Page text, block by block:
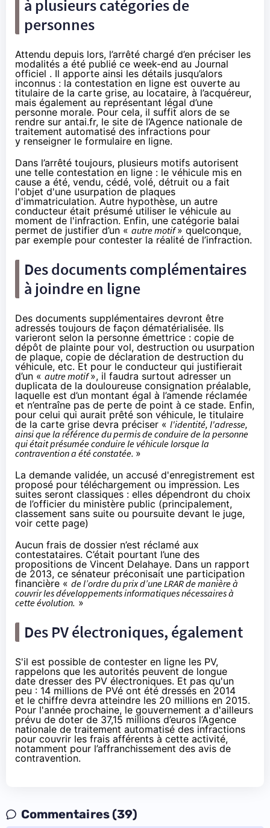
à plusieurs catégories de
personnes
Attendu depuis lors, l’arrêté chargé d’en préciser les
modalités a été publié ce week-end au Journal
officiel . Il apporte ainsi les détails jusqu’alors
inconnus : la contestation en ligne est ouverte au
titulaire de la carte grise, au locataire, à l’acquéreur,
mais également au représentant légal d’une
personne morale. Pour cela, il suffit alors de se
rendre sur antai.fr, le site de l’Agence nationale de
traitement automatisé des infractions pour
y renseigner le formulaire en ligne.
Dans l’arrêté toujours, plusieurs motifs autorisent
une telle contestation en ligne : le véhicule mis en
cause a été, vendu, cédé, volé, détruit ou a fait
l'objet d'une usurpation de plaques
d'immatriculation. Autre hypothèse, un autre
conducteur était présumé utiliser le véhicule au
moment de l'infraction. Enfin, une catégorie balai
permet de justifier d’un « autre motif» quelconque,
par exemple pour contester la réalité de l’infraction.
Des documents complémentaires
à joindre en ligne
Des documents supplémentaires devront être
adressés toujours de façon dématérialisée. Ils
varieront selon la personne émettrice : copie de
dépôt de plainte pour vol, destruction ou usurpation
de plaque, copie de déclaration de destruction du
véhicule, etc. Et pour le conducteur qui justifierait
d’un « autre motif», il faudra surtout adresser un
duplicata de la douloureuse consignation préalable,
laquelle est d’un montant égal à l’amende réclamée
et n’entraîne pas de perte de point à ce stade. Enfin,
pour celui qui aurait prêté son véhicule, le titulaire
de la carte grise devra préciser « l'identité, l'adresse,
ainsi que la référence du permis de conduire de la personne
qui était présumée conduire le véhicule lorsque la
contravention a été constatée. »
La demande validée, un accusé d'enregistrement est
proposé pour téléchargement ou impression. Les
suites seront classiques : elles dépendront du choix
de l’officier du ministère public (principalement,
classement sans suite ou poursuite devant le juge,
voir cette page)
Aucun frais de dossier n’est réclamé aux
contestataires. C’était pourtant l’une des
propositions de Vincent Delahaye. Dans un rapport
de 2013, ce sénateur préconisait une participation
financière « de l’ordre du prix d’une LRAR de manière à
couvrir les développements informatiques nécessaires à
cette évolution. »
Des PV électroniques, également
S'il est possible de contester en ligne les PV,
rappelons que les autorités peuvent de longue
date dresser des PV électroniques. Et pas qu'un
peu : 14 millions de PVé ont été dressés en 2014
et le chiffre devra atteindre les 20 millions en 2015.
Pour l'année prochaine, le gouvernement a d'ailleurs
prévu de doter de 37,15 millions d’euros l’Agence
nationale de traitement automatisé des infractions
pour couvrir les frais afférents à cette activité,
notamment pour l’affranchissement des avis de
contravention.
Commentaires (39)